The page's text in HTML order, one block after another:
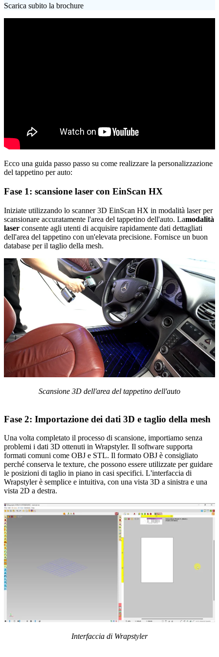
Scarica subito la brochure
Ecco una guida passo passo su come realizzare la personalizzazione
del tappetino per auto:
Fase 1: scansione laser con EinScan HX
Iniziate utilizzando lo scanner 3D EinScan HX in modalità laser per
scansionare accuratamente l'area del tappetino dell'auto. Lamodalità
laser consente agli utenti di acquisire rapidamente dati dettagliati
dell'area del tappetino con un'elevata precisione. Fornisce un buon
database per il taglio della mesh.
Scansione 3D dell'area del tappetino dell'auto
Fase 2: Importazione dei dati 3D e taglio della mesh
Una volta completato il processo di scansione, importiamo senza
problemi i dati 3D ottenuti in Wrapstyler. Il software supporta
formati comuni come OBJ e STL. Il formato OBJ è consigliato
perché conserva le texture, che possono essere utilizzate per guidare
le posizioni di taglio in piano in casi specifici. L'interfaccia di
Wrapstyler è semplice e intuitiva, con una vista 3D a sinistra e una
vista 2D a destra.
Interfaccia di Wrapstyler